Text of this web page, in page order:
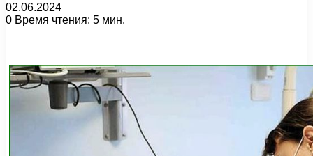
02.06.2024
0 Время чтения: 5 мин.